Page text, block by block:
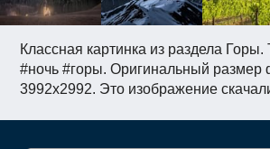
Классная картинка из раздела Горы.
#ночь #горы. Оригинальный размер
3992x2992. Это изображение